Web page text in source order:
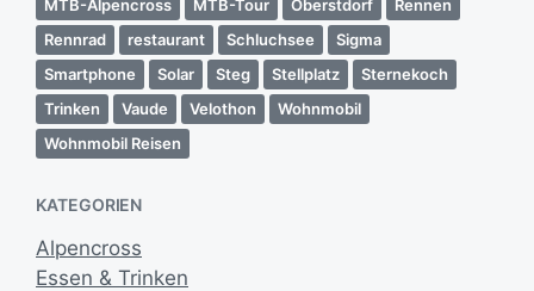
n
g
s
d
a
t
u
MTB-Alpencross
MTB-Tour Oberstdorf
Rennen
Rennrad
restaurant Schluchsee
Sigma
Smartphone
Solar Steg Stellplatz
Sternekoch
Trinken
Vaude Velothon
Wohnmobil
Wohnmobil Reisen
KATEGORIEN
Alpencross
Essen & Trinken